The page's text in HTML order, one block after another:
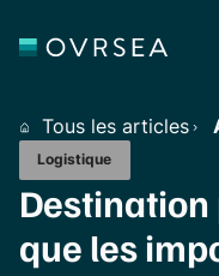
Tous les articles
Logistique
que les